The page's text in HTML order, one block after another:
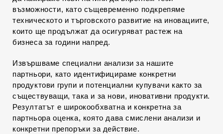
възможности, като същевременно подкрепяме
техническото и търговското развитие на иновациите,
които ще продължат да осигуряват растеж на
бизнеса за години напред.
Извършваме специални анализи за нашите
партньори, като идентифицираме конкретни
продуктови групи и потенциални купувачи както за
съществуващи, така и за нови, иновативни продукти.
Резултатът е широкообхватна и конкретна за
партньора оценка, която дава смислени анализи и
конкретни препоръки за действие.